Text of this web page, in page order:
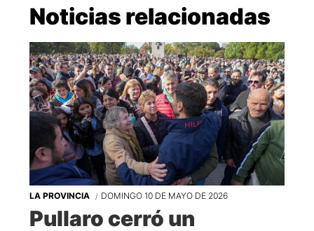
Noticias relacionadas
LA PROVINCIA DOMINGO 10 DE MAYO DE 2026
Pullaro cerró un